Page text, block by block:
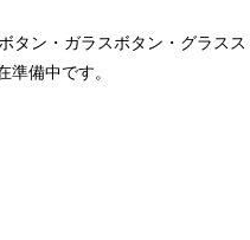
ン・ガラスボタン・グラスス
準備中です。